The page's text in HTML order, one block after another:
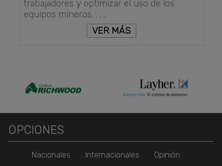
trabajadores y optimizar el uso de los
equipos mineros. . . .
VER MÁS
OPCIONES
Nacionales Internacionales
Opinión